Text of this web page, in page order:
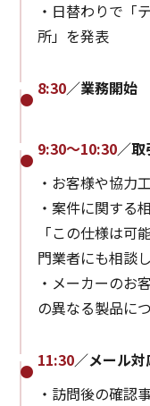
・日替わりで「
所」を発表
8:30／業務開始
9:30～10:30／
・お客様や協力
・案件に関する
「この仕様は可
門業者にも相談
・メーカーのお
の異なる製品に
11:30／メール
・訪問後の確認